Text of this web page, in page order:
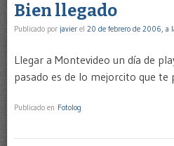
Bien llegado
Publicado por javier el 20 de febrero de 2006, a
Llegar a Montevideo un día de
pasado es de lo mejorcito que te
Publicado en Fotolog